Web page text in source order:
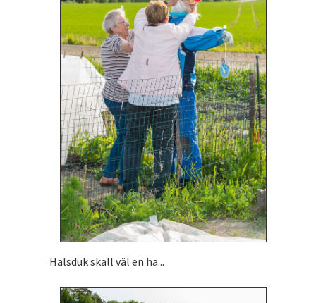
Halsduk skall väl en ha...